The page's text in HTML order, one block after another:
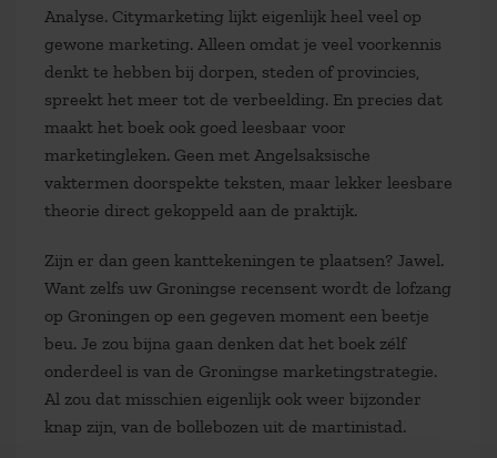
Analyse. Citymarketing lijkt eigenlijk heel veel op
gewone marketing. Alleen omdat je veel voorkennis
denkt te hebben bij dorpen, steden of provincies,
spreekt het meer tot de verbeelding. En precies dat
maakt het boek ook goed leesbaar voor
marketingleken. Geen met Angelsaksische
vaktermen doorspekte teksten, maar lekker leesbare
theorie direct gekoppeld aan de praktijk.
Zijn er dan geen kanttekeningen te plaatsen? Jawel.
Want zelfs uw Groningse recensent wordt de lofzang
op Groningen op een gegeven moment een beetje
beu. Je zou bijna gaan denken dat het boek zélf
onderdeel is van de Groningse marketingstrategie.
Al zou dat misschien eigenlijk ook weer bijzonder
knap zijn, van de bollebozen uit de martinistad.